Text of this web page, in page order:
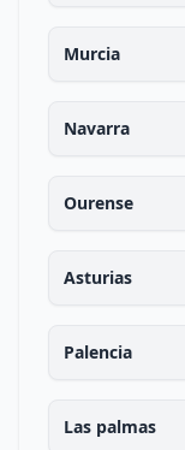
Murcia
Navarra
Ourense
Asturias
Palencia
Las palmas